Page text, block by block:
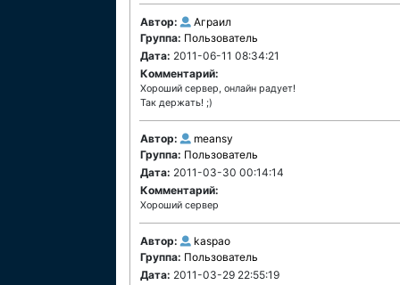
Автор:
Аграил
Группа: Пользователь
Дата: 2011-06-11 08:34:21
Комментарий:
Хороший сервер, онлайн радует!
Так держать! ;)
Автор:
meansy
Группа: Пользователь
Дата: 2011-03-30 00:14:14
Комментарий:
Хороший сервер
Автор:
kaspao
Группа: Пользователь
Дата: 2011-03-29 22:55:19